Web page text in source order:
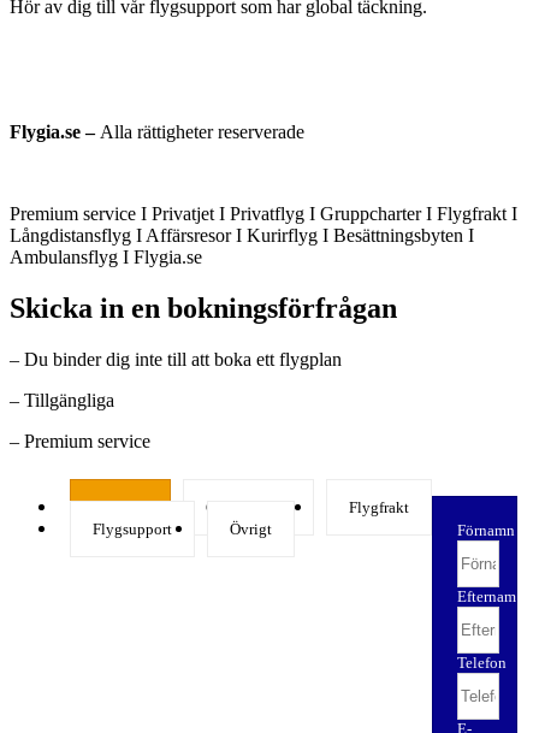
Hör av dig till vår flygsupport som har global täckning.
Flygia.se – Alla rättigheter reserverade
Premium service I Privatjet I Privatflyg I Gruppcharter I Flygfrakt I
Långdistansflyg I Affärsresor I Kurirflyg I Besättningsbyten I
Ambulansflyg I Flygia.se
Skicka in en bokningsförfrågan
– Du binder dig inte till att boka ett flygplan
– Tillgängliga
– Premium service
Privatjet Gruppcharter
Flygfrakt
Flygsupport
Övrigt Förnamn
Efternamn
Telefon
E-